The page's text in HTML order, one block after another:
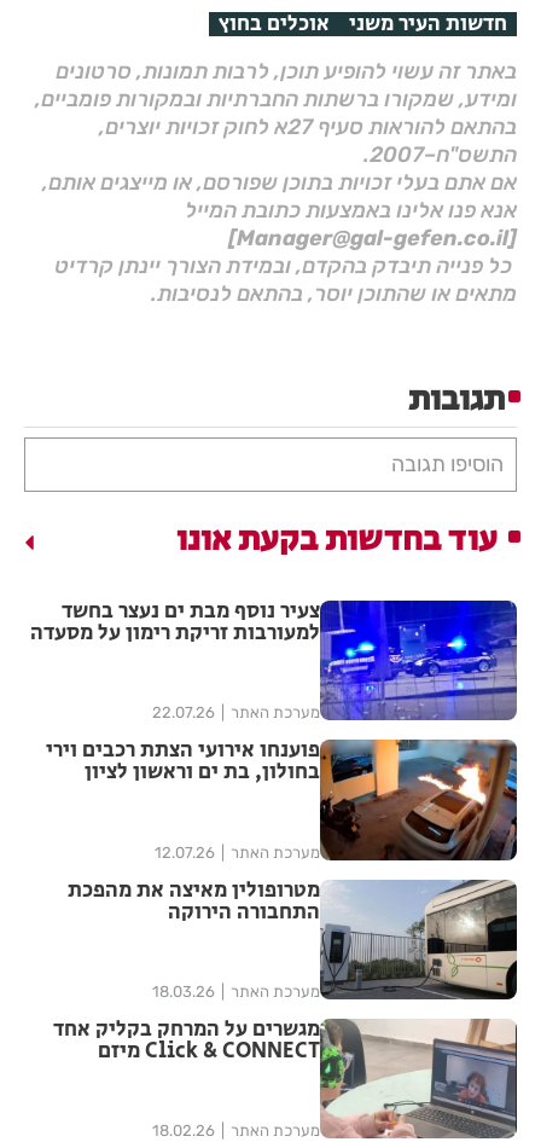
חדשות העיר משני אוכלים בחוץ
באתר זה עשוי להופיע תוכן, לרבות תמונות, סרטונים
ומידע, שמקורו ברשתות החברתיות ובמקורות פומביים,
בהתאם להוראות סעיף 27א לחוק זכויות יוצרים,
התשס"ח–2007.
אם אתם בעלי זכויות בתוכן שפורסם, או מייצגים אותם,
אנא פנו אלינו באמצעות כתובת המייל
[Manager@gal-gefen.co.il]
כל פנייה תיבדק בהקדם, ובמידת הצורך יינתן קרדיט
מתאים או שהתוכן יוסר, בהתאם לנסיבות.
תגובות
הוסיפו תגובה
עוד בחדשות בקעת אונו
צעיר נוסף מבת ים נעצר בחשד
למעורבות זריקת רימון על מסעדה
מערכת האתר 22.07.26
פוענחו אירועי הצתת רכבים וירי
בחולון, בת ים וראשון לציון
מערכת האתר 12.07.26
מטרופולין מאיצה את מהפכת
התחבורה הירוקה
מערכת האתר 18.03.26
מגשרים על המרחק בקליק אחד
Click & CONNECT מיזם
מערכת האתר 18.02.26